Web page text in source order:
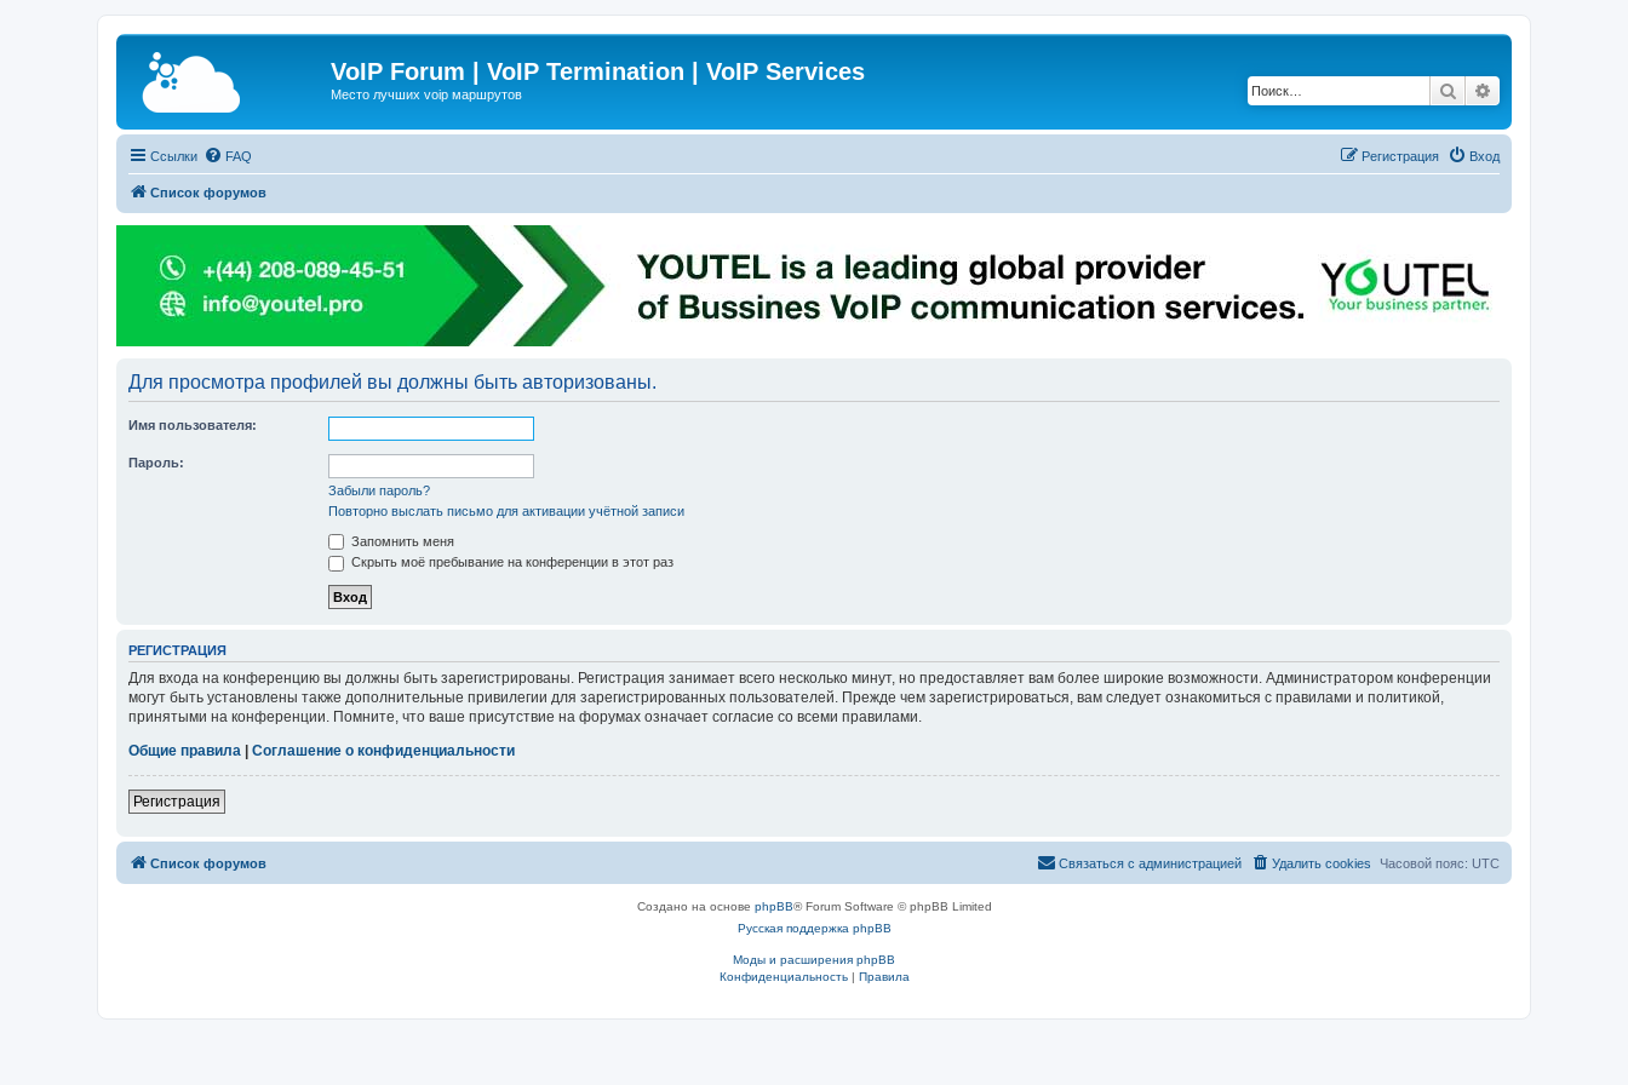
VoIP Forum | VoIP Termination | VoIP Services
Место лучших voip маршрутов Поиск
Ссылки FAQ Вход
Регистрация
Список форумов
Для просмотра профилей вы должны быть авторизованы.
Имя пользователя:
Пароль:
Забыли пароль?
Повторно выслать письмо для активации учётной записи
Запомнить меня
Скрыть моё пребывание на конференции в этот раз
РЕГИСТРАЦИЯ
Для входа на конференцию вы должны быть зарегистрированы. Регистрация занимает всего несколько минут, но предоставляет вам более широкие возможности. Администратором конференции
могут быть установлены также дополнительные привилегии для зарегистрированных пользователей. Прежде чем зарегистрироваться, вам следует ознакомиться с правилами и политикой,
принятыми на конференции. Помните, что ваше присутствие на форумах означает согласие со всеми правилами.
Общие правила
Соглашение о конфиденциальности
Регистрация
Список форумов Часовой пояс: UTC
Удалить cookies
Связаться с администрацией
Создано на основе phpBB® Forum Software © phpBB Limited
Русская поддержка phpBB
Моды и расширения phpBB
Конфиденциальность| Правила